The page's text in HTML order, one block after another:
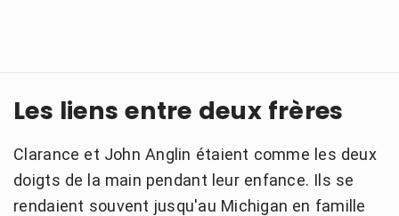
Les liens entre deux frères
Clarance et John Anglin étaient comme les deux
doigts de la main pendant leur enfance. Ils se
rendaient souvent jusqu'au Michigan en famille